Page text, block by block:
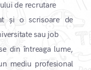
de recrutare
și o scrisoare de
sau job
din întreaga lume,
mediu profesional